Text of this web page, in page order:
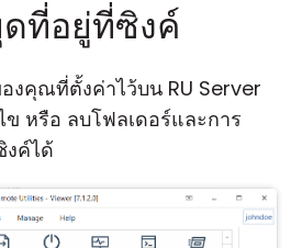
ที่อยู่ที่ซิงค์
คุณที่ตั้งค่าไว้บน RU Server
หรือ ลบโฟลเดอร์และการ
งค์ได้